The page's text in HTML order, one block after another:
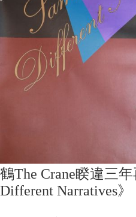
鶴The Crane睽違三
Different Narratives》